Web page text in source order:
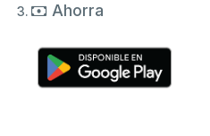
Ahorra